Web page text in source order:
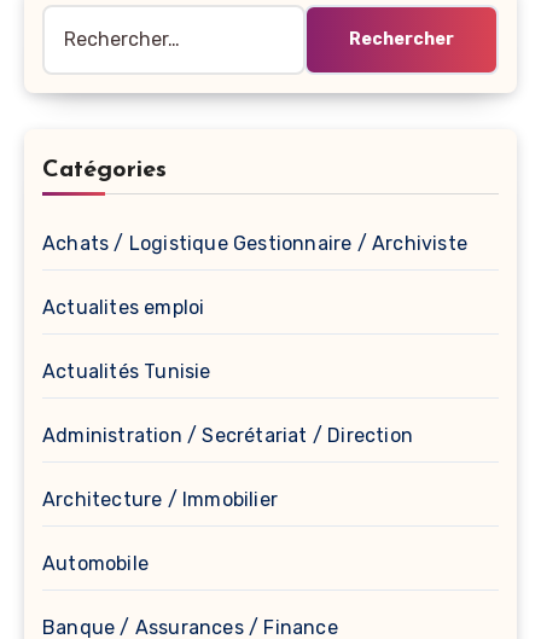
Catégories
Achats / Logistique Gestionnaire / Archiviste
Actualites emploi
Actualités Tunisie
Administration / Secrétariat / Direction
Architecture / Immobilier
Automobile
Banque / Assurances / Finance